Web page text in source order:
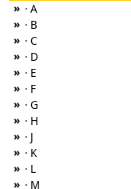
» · A
» · B
» · C
» · D
» · E
» · F
» · G
» · H
» · J
» · K
» · L
» · M